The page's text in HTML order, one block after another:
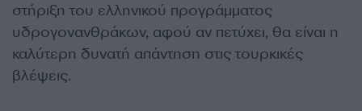
στήριξη του ελληνικού προγράμματος
υδρογονανθράκων, αφού αν πετύχει, θα είναι η
καλύτερη δυνατή απάντηση στις τουρκικές
βλέψεις.